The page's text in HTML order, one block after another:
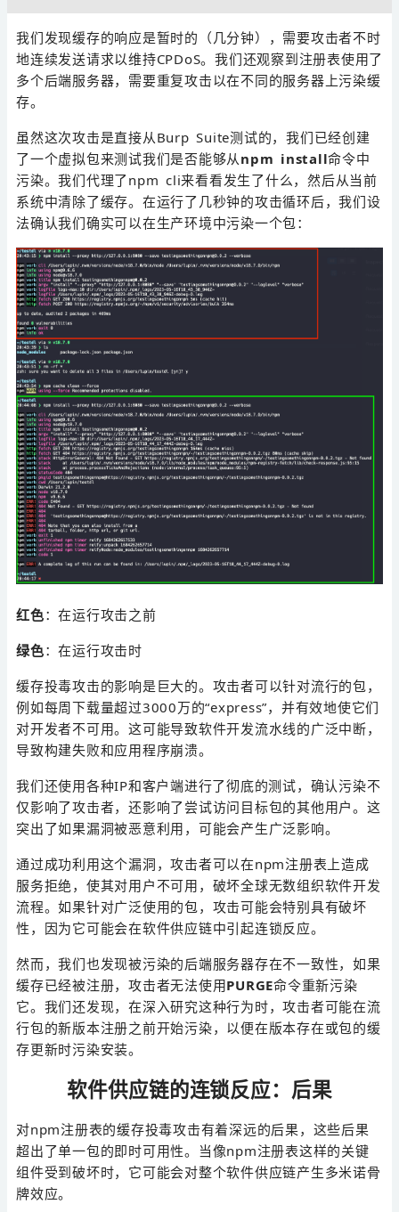
我们发现缓存的响应是暂时的（几分钟），需要攻击者不时
地连续发送请求以维持CPDoS。我们还观察到注册表使用了
多个后端服务器，需要重复攻击以在不同的服务器上污染缓
存。
虽然这次攻击是直接从Burp Suite测试的，我们已经创建
了一个虚拟包来测试我们是否能够从 npm install命令中
污染。我们代理了npm cli来看看发生了什么，然后从当前
系统中清除了缓存。在运行了几秒钟的攻击循环后，我们设
法确认我们确实可以在生产环境中污染一个包：
红色：在运行攻击之前
绿色：在运行攻击时
缓存投毒攻击的影响是巨大的。攻击者可以针对流行的包，
例如每周下载量超过3000万的“express”，并有效地使它们
对开发者不可用。这可能导致软件开发流水线的广泛中断，
导致构建失败和应用程序崩溃。
我们还使用各种IP和客户端进行了彻底的测试，确认污染不
仅影响了攻击者，还影响了尝试访问目标包的其他用户。这
突出了如果漏洞被恶意利用，可能会产生广泛影响。
通过成功利用这个漏洞，攻击者可以在npm注册表上造成
服务拒绝，使其对用户不可用，破坏全球无数组织软件开发
流程。如果针对广泛使用的包，攻击可能会特别具有破坏
性，因为它可能会在软件供应链中引起连锁反应。
然而，我们也发现被污染的后端服务器存在不一致性，如果
缓存已经被注册，攻击者无法使用PURGE命令重新污染
它。我们还发现，在深入研究这种行为时，攻击者可能在流
行包的新版本注册之前开始污染，以便在版本存在或包的缓
存更新时污染安装。
软件供应链的连锁反应：后果
对npm注册表的缓存投毒攻击有着深远的后果，这些后果
超出了单一包的即时可用性。当像npm注册表这样的关键
组件受到破坏时，它可能会对整个软件供应链产生多米诺骨
牌效应。